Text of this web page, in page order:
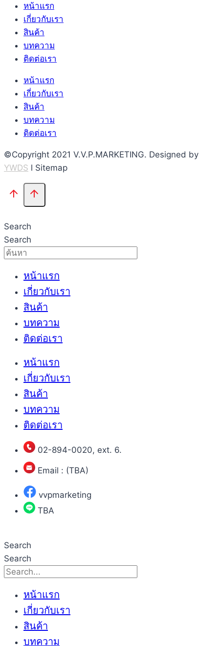
หน้าแรก
เกี่ยวกับเรา
สินค้า
บทความ
ติดต่อเรา
หน้าแรก
เกี่ยวกับเรา
สินค้า
บทความ
ติดต่อเรา
©Copyright 2021 V.V.P.MARKETING. Designed by
YWDS l Sitemap
Search
Search
หน้าแรก
เกี่ยวกับเรา
สินค้า
บทความ
ติดต่อเรา
หน้าแรก
เกี่ยวกับเรา
สินค้า
บทความ
ติดต่อเรา
02-894-0020, ext. 6.
Email : (TBA)
vvpmarketing
TBA
Search
Search
หน้าแรก
เกี่ยวกับเรา
สินค้า
บทความ